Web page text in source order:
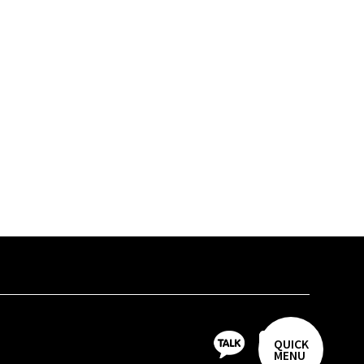
QUICK
MENU